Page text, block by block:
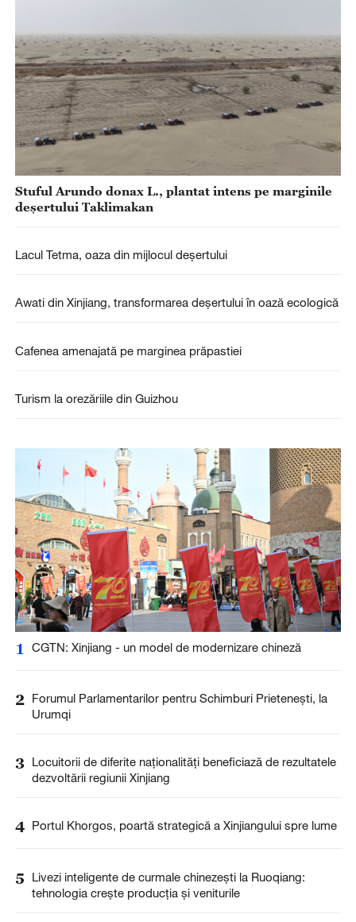
Stuful Arundo donax L., plantat intens pe marginile
deșertului Taklimakan
Lacul Tetma, oaza din mijlocul deșertului
Awati din Xinjiang, transformarea deșertului în oază ecologică
Cafenea amenajată pe marginea prăpastiei
Turism la orezăriile din Guizhou
1 CGTN: Xinjiang - un model de modernizare chineză
2 Forumul Parlamentarilor pentru Schimburi Prietenești, la
Urumqi
3 Locuitorii de diferite naţionalităţi beneficiază de rezultatele
dezvoltării regiunii Xinjiang
4 Portul Khorgos, poartă strategică a Xinjiangului spre lume
5
Livezi inteligente de curmale chinezești la Ruoqiang:
tehnologia crește producția și veniturile